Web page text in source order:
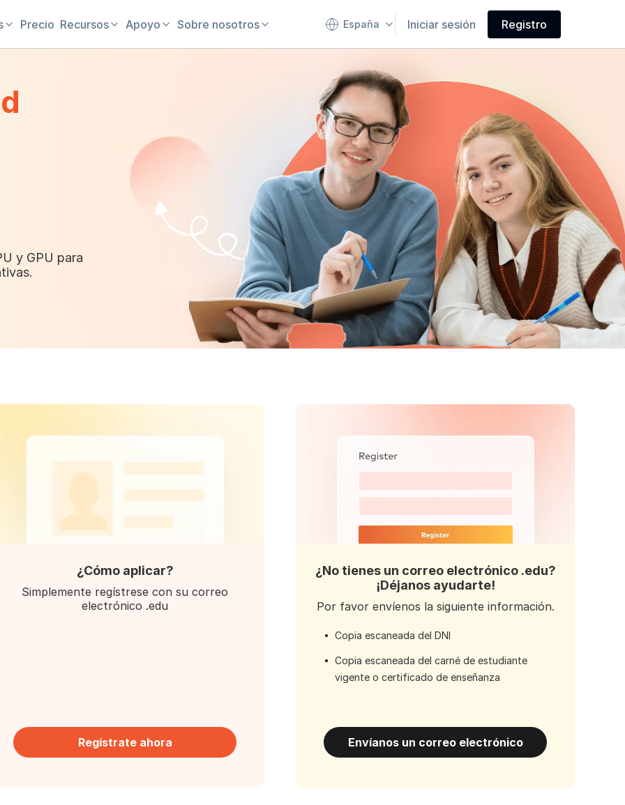
Precio Recursos Apoyo Sobre nosotros España Iniciar sesión Registro
y GPU para
Regístrate ahora
¿Cómo aplicar?
Simplemente regístrese con su correo
electrónico .edu
Envíanos un correo electrónico
¿No tienes un correo electrónico .edu?
¡Déjanos ayudarte!
Por favor envíenos la siguiente información.
Copia escaneada del DNI
Copia escaneada del carné de estudiante
vigente o certificado de enseñanza